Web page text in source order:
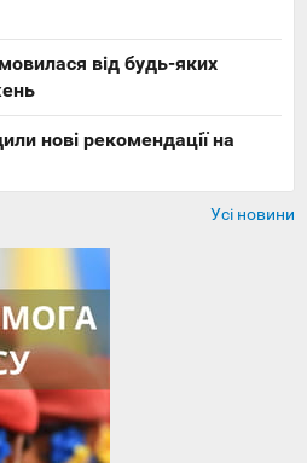
від будь-яких
нові рекомендації на
Усі новини